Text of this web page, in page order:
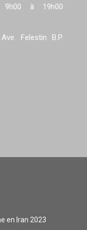
9h00 à 19h00
Felestin B.P.
en Iran 2023